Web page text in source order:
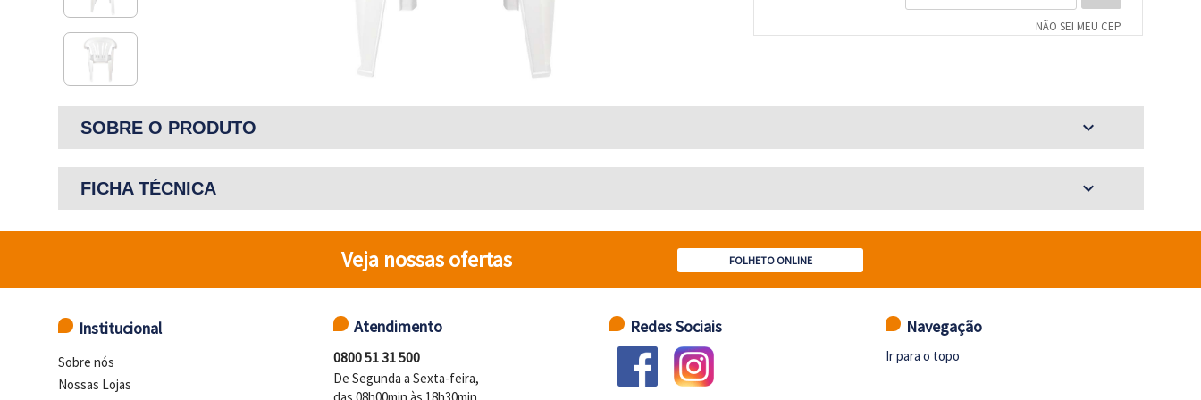
NÃO SEI MEU CEP
SOBRE O PRODUTO expand_more
FICHA TÉCNICA expand_more
Veja nossas ofertas FOLHETO ONLINE
Institucional
Sobre nós
Nossas Lojas
Atendimento
0800 51 31 500
De Segunda a Sexta-feira,
Redes Sociais Navegação
Ir para o topo